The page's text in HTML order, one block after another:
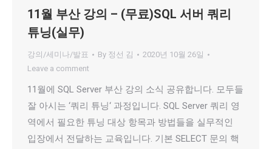
11월 부산 강의 – (무료)SQL 서버 쿼리
튜닝(실무)
강의/세미나/발표 By 정선 김
2020년 10월 26일
Leave a comment
11월에 SQL Server 부산 강의 소식 공유합니다. 모두들
잘 아시는 ‘쿼리 튜닝‘ 과정입니다. SQL Server 쿼리 영
역에서 필요한 튜닝 대상 항목과 방법들을 실무적인
입장에서 전달하는 교육입니다. 기본 SELECT 문의 핵